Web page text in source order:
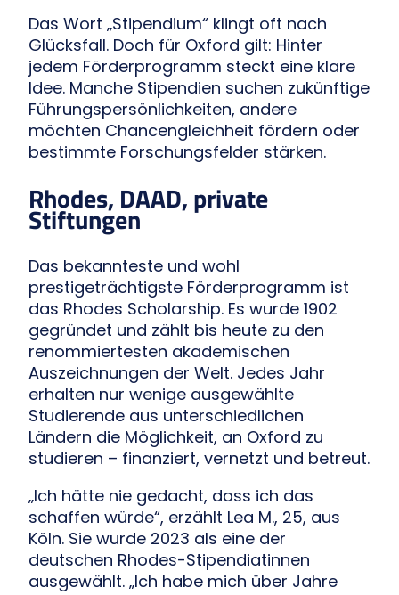
Das Wort „Stipendium“ klingt oft nach
Glücksfall. Doch für Oxford gilt: Hinter
jedem Förderprogramm steckt eine klare
Idee. Manche Stipendien suchen zukünftige
Führungspersönlichkeiten, andere
möchten Chancengleichheit fördern oder
bestimmte Forschungsfelder stärken.
Rhodes, DAAD, private
Stiftungen
Das bekannteste und wohl
prestigeträchtigste Förderprogramm ist
das Rhodes Scholarship. Es wurde 1902
gegründet und zählt bis heute zu den
renommiertesten akademischen
Auszeichnungen der Welt. Jedes Jahr
erhalten nur wenige ausgewählte
Studierende aus unterschiedlichen
Ländern die Möglichkeit, an Oxford zu
studieren – finanziert, vernetzt und betreut.
„Ich hätte nie gedacht, dass ich das
schaffen würde“, erzählt Lea M., 25, aus
Köln. Sie wurde 2023 als eine der
deutschen Rhodes-Stipendiatinnen
ausgewählt. „Ich habe mich über Jahre